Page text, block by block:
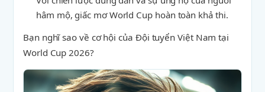
hâm mộ, giấc mơ World Cup hoàn toàn khả thi.
Bạn nghĩ sao về cơ hội của Đội tuyển Việt Nam tại
World Cup 2026?